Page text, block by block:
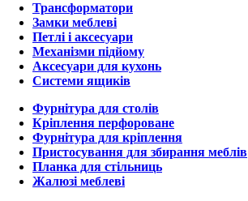
Трансформатори
Замки меблеві
Петлі і аксесуари
Механізми підйому
Аксесуари для кухонь
Системи ящиків
Фурнітура для столів
Кріплення перфороване
Фурнітура для кріплення
Пристосування для збирання меблів
Планка для стільниць
Жалюзі меблеві